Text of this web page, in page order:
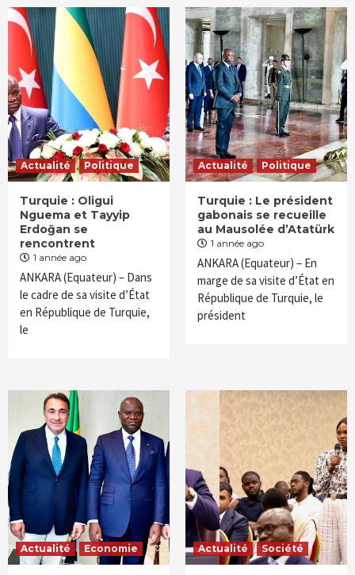
Actualité Politique
Turquie : Oligui
Nguema et Tayyip
Erdoğan se
rencontrent
1 année ago
ANKARA (Equateur) – Dans
le cadre de sa visite d’État
en République de Turquie,
le
Actualité Politique
Turquie : Le président
gabonais se recueille
au Mausolée d’Atatürk
1 année ago
ANKARA (Equateur) – En
marge de sa visite d’État en
République de Turquie, le
président
Actualité Economie Actualité Société